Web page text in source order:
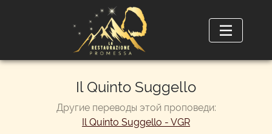
Il Quinto Suggello
Другие переводы этой проповеди:
Il Quinto Suggello - VGR